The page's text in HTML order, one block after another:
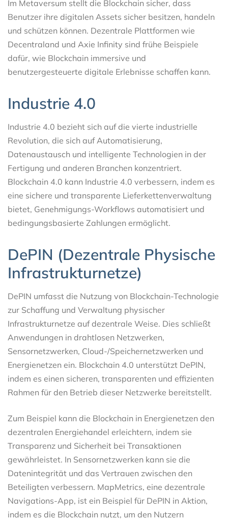
Im Metaversum stellt die Blockchain sicher, dass
Benutzer ihre digitalen Assets sicher besitzen, handeln
und schützen können. Dezentrale Plattformen wie
Decentraland und Axie Infinity sind frühe Beispiele
dafür, wie Blockchain immersive und
benutzergesteuerte digitale Erlebnisse schaffen kann.
Industrie 4.0
Industrie 4.0 bezieht sich auf die vierte industrielle
Revolution, die sich auf Automatisierung,
Datenaustausch und intelligente Technologien in der
Fertigung und anderen Branchen konzentriert.
Blockchain 4.0 kann Industrie 4.0 verbessern, indem es
eine sichere und transparente Lieferkettenverwaltung
bietet, Genehmigungs-Workflows automatisiert und
bedingungsbasierte Zahlungen ermöglicht.
DePIN (Dezentrale Physische
Infrastrukturnetze)
DePIN umfasst die Nutzung von Blockchain-Technologie
zur Schaffung und Verwaltung physischer
Infrastrukturnetze auf dezentrale Weise. Dies schließt
Anwendungen in drahtlosen Netzwerken,
Sensornetzwerken, Cloud-/Speichernetzwerken und
Energienetzen ein. Blockchain 4.0 unterstützt DePIN,
indem es einen sicheren, transparenten und effizienten
Rahmen für den Betrieb dieser Netzwerke bereitstellt.
Zum Beispiel kann die Blockchain in Energienetzen den
dezentralen Energiehandel erleichtern, indem sie
Transparenz und Sicherheit bei Transaktionen
gewährleistet. In Sensornetzwerken kann sie die
Datenintegrität und das Vertrauen zwischen den
Beteiligten verbessern. MapMetrics, eine dezentrale
Navigations-App, ist ein Beispiel für DePIN in Aktion,
indem es die Blockchain nutzt, um den Nutzern